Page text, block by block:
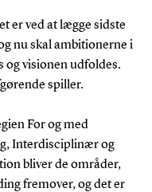
er ved at lægge sidste
nu skal ambitionerne i
og visionen udfoldes.
spiller.
For og med
Interdisciplinær og
bliver de områder,
fremover, og det er